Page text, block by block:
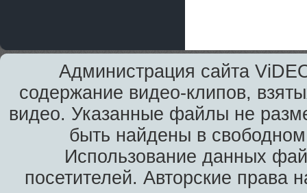
Администрация сайта
содержание видео-клипов,
видео. Указанные файлы не
быть найдены в
Использование данных
посетителей. Авторские права